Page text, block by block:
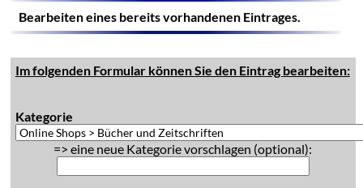
Bearbeiten eines bereits vorhandenen Eintrages.
Im folgenden Formular können Sie den Eintrag bearbeiten:
Kategorie
=> eine neue Kategorie vorschlagen (optional):